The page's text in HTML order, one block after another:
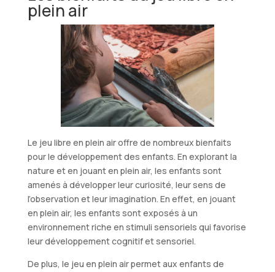
plein air
Le jeu libre en plein air offre de nombreux bienfaits
pour le développement des enfants. En explorant la
nature et en jouant en plein air, les enfants sont
amenés à développer leur curiosité, leur sens de
l’observation et leur imagination. En effet, en jouant
en plein air, les enfants sont exposés à un
environnement riche en stimuli sensoriels qui favorise
leur développement cognitif et sensoriel.
De plus, le jeu en plein air permet aux enfants de